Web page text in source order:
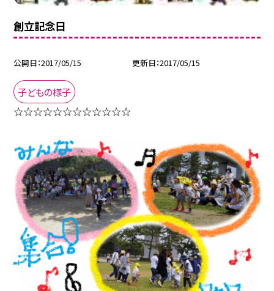
創立記念日
公開日 2017/05/15 更新日 2017/05/15
子どもの様子
☆☆☆☆☆☆☆☆☆☆☆☆